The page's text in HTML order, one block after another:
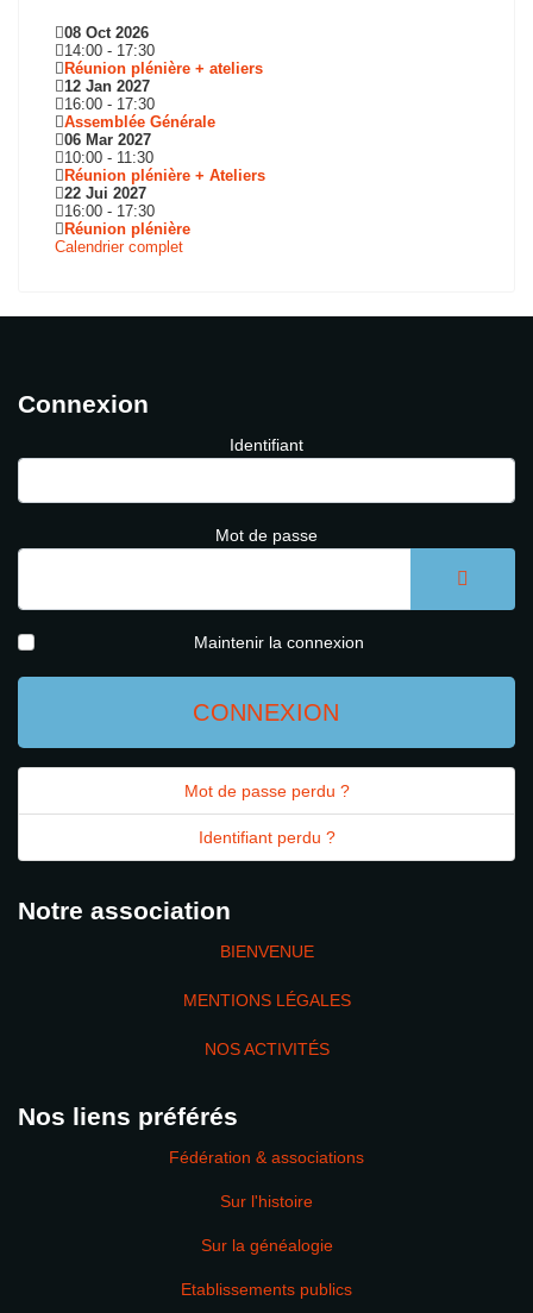
08 Oct 2026
14:00 - 17:30
Réunion plénière + ateliers
12 Jan 2027
16:00 - 17:30
Assemblée Générale
06 Mar 2027
10:00 - 11:30
Réunion plénière + Ateliers
22 Jui 2027
16:00 - 17:30
Réunion plénière
Calendrier complet
Connexion
Identifiant
Mot de passe
Maintenir la connexion
CONNEXION
Mot de passe perdu ?
Identifiant perdu ?
Notre association
BIENVENUE
MENTIONS LÉGALES
NOS ACTIVITÉS
Nos liens préférés
Fédération & associations
Sur l'histoire
Sur la généalogie
Etablissements publics